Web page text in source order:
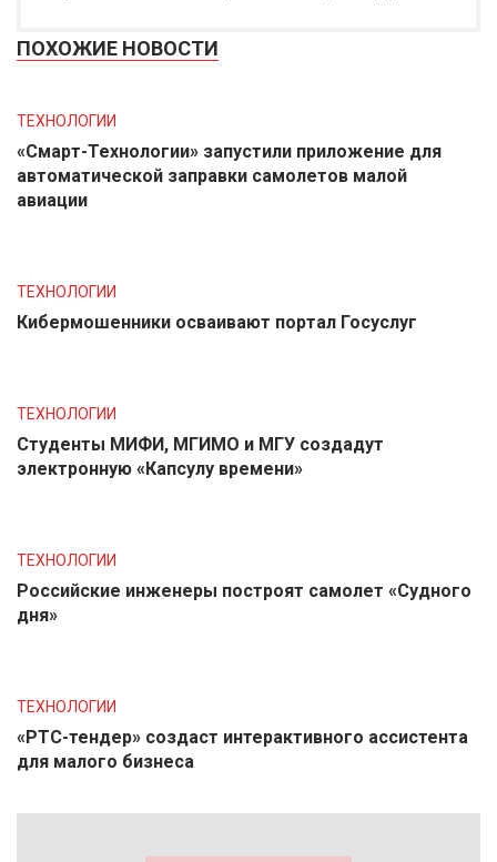
ПОХОЖИЕ НОВОСТИ
ТЕХНОЛОГИИ
«Смарт-Технологии» запустили приложение для
автоматической заправки самолетов малой
авиации
ТЕХНОЛОГИИ
Кибермошенники осваивают портал Госуслуг
ТЕХНОЛОГИИ
Студенты МИФИ, МГИМО и МГУ создадут
электронную «Капсулу времени»
ТЕХНОЛОГИИ
Российские инженеры построят самолет «Судного
дня»
ТЕХНОЛОГИИ
«РТС-тендер» создаст интерактивного ассистента
для малого бизнеса